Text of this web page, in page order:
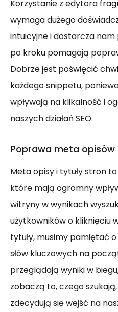
Korzystanie z edytora
wymaga dużego
intuicyjne i dostarcza
po kroku pomagają
Dobrze jest poświęcić
każdego snippetu,
wpływają na klikalność i
naszych działań SEO.
Poprawa meta opisów
Meta opisy i tytuły stron
które mają ogromny
witryny w wynikach
użytkowników o kliknięciu
tytuły, musimy pamiętać
słów kluczowych na
przeglądają wyniki w
zobaczą to, czego
zdecydują się wejść na